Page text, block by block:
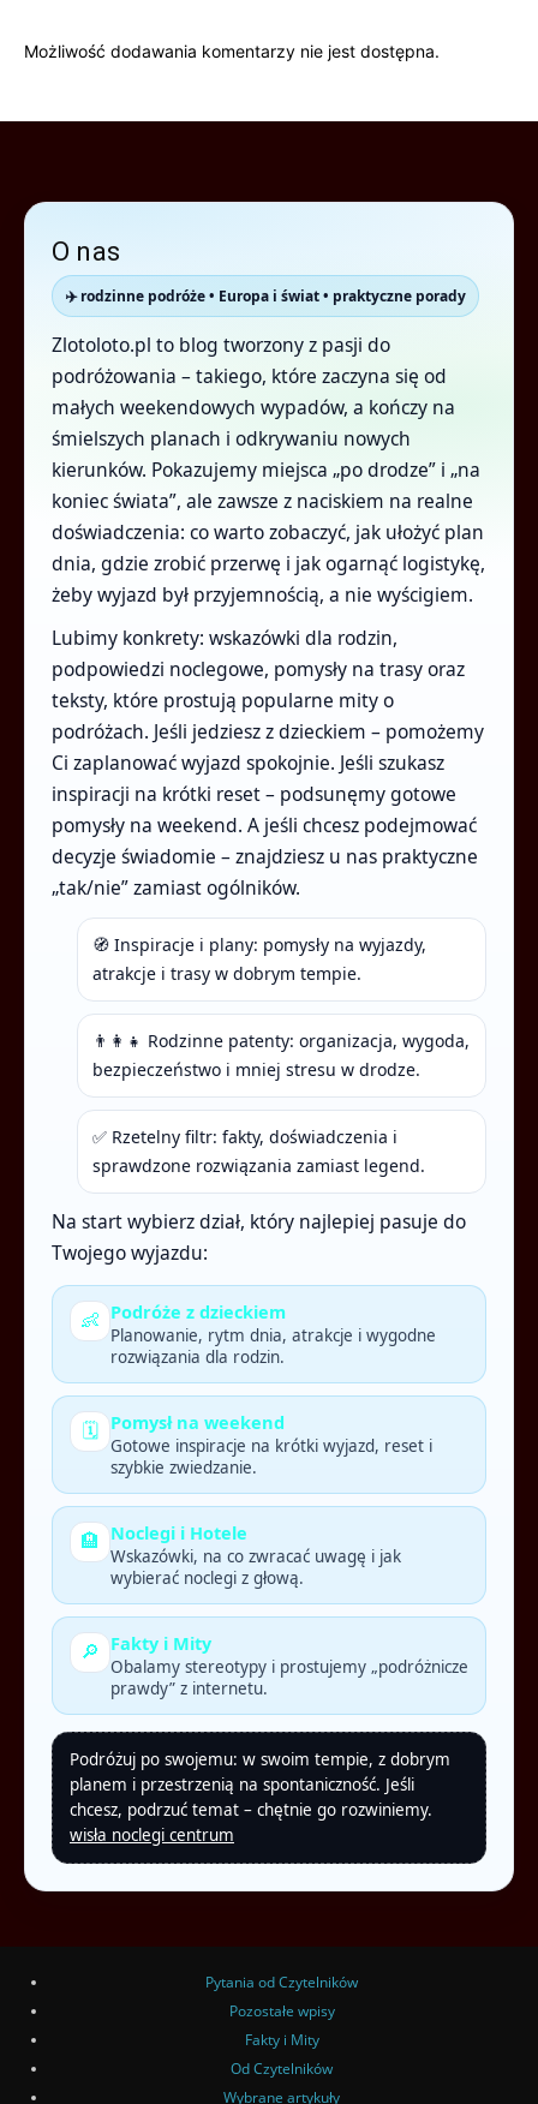
Możliwość dodawania komentarzy nie jest dostępna.
O nas
✈️ rodzinne podróże • Europa i świat • praktyczne porady
Zlotoloto.pl to blog tworzony z pasji do
podróżowania – takiego, które zaczyna się od
małych weekendowych wypadów, a kończy na
śmielszych planach i odkrywaniu nowych
kierunków. Pokazujemy miejsca „po drodze” i „na
koniec świata”, ale zawsze z naciskiem na realne
doświadczenia: co warto zobaczyć, jak ułożyć plan
dnia, gdzie zrobić przerwę i jak ogarnąć logistykę,
żeby wyjazd był przyjemnością, a nie wyścigiem.
Lubimy konkrety: wskazówki dla rodzin,
podpowiedzi noclegowe, pomysły na trasy oraz
teksty, które prostują popularne mity o
podróżach. Jeśli jedziesz z dzieckiem – pomożemy
Ci zaplanować wyjazd spokojnie. Jeśli szukasz
inspiracji na krótki reset – podsunęmy gotowe
pomysły na weekend. A jeśli chcesz podejmować
decyzje świadomie – znajdziesz u nas praktyczne
„tak/nie” zamiast ogólników.
🧭 Inspiracje i plany: pomysły na wyjazdy,
atrakcje i trasy w dobrym tempie.
👨‍👩‍👧 Rodzinne patenty: organizacja, wygoda,
bezpieczeństwo i mniej stresu w drodze.
✅ Rzetelny filtr: fakty, doświadczenia i
sprawdzone rozwiązania zamiast legend.
Na start wybierz dział, który najlepiej pasuje do
Twojego wyjazdu:
👶 Podróże z dzieckiem
Planowanie, rytm dnia, atrakcje i wygodne
rozwiązania dla rodzin.
🗓️ Pomysł na weekend
Gotowe inspiracje na krótki wyjazd, reset i
szybkie zwiedzanie.
🏨 Noclegi i Hotele
Wskazówki, na co zwracać uwagę i jak
wybierać noclegi z głową.
🔎 Fakty i Mity
Obalamy stereotypy i prostujemy „podróżnicze
prawdy” z internetu.
Podróżuj po swojemu: w swoim tempie, z dobrym
planem i przestrzenią na spontaniczność. Jeśli
chcesz, podrzuć temat – chętnie go rozwiniemy.
wisła noclegi centrum
Pytania od Czytelników
Pozostałe wpisy
Fakty i Mity
Od Czytelników
Wybrane artykuły